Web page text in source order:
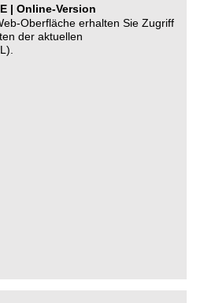
| Online-Version
Oberfläche erhalten Sie Zugriff
der aktuellen